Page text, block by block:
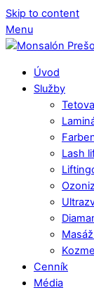
Skip to content
Menu
Úvod
Služby
Lash
Cenník
Média